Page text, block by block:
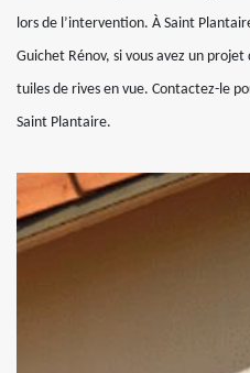
lors de l’intervention. À Saint
Guichet Rénov, si vous avez un
tuiles de rives en vue. Contactez-le
Saint Plantaire.